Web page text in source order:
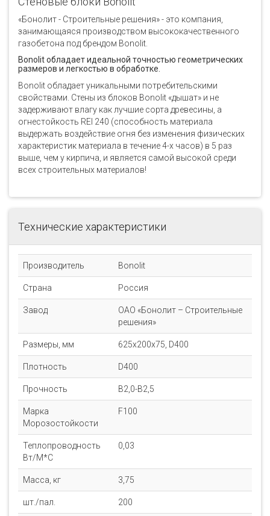
«Бонолит - Строительные решения» - это компания,
занимающаяся производством высококачественного
газобетона под брендом Bonolit.
Bonolit обладает идеальной точностью геометрических
размеров и легкостью в обработке.
Bonolit обладает уникальными потребительскими
свойствами. Стены из блоков Bonolit «дышат» и не
задерживают влагу как лучшие сорта древесины, а
огнестойкость REI 240 (способность материала
выдержать воздействие огня без изменения физических
характеристик материала в течение 4-х часов) в 5 раз
выше, чем у кирпича, и является самой высокой среди
всех строительных материалов!
Технические характеристики
Производитель Bonolit
Страна Россия
Завод
ОАО «Бонолит – Строительные
решения»
Размеры, мм 625x200x75, D400
Плотность D400
Прочность B2,0-B2,5
Марка
Морозостойкости
F100
Теплопроводность
Вт/М*С
0,03
Масса, кг 3,75
шт./пал. 200